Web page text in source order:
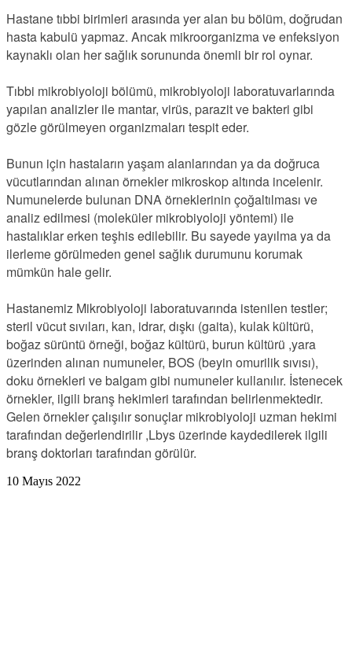
Hastane tıbbi birimleri arasında yer alan bu bölüm, doğrudan
hasta kabulü yapmaz. Ancak mikroorganizma ve enfeksiyon
kaynaklı olan her sağlık sorununda önemli bir rol oynar.
Tıbbi mikrobiyoloji bölümü, mikrobiyoloji laboratuvarlarında
yapılan analizler ile mantar, virüs, parazit ve bakteri gibi
gözle görülmeyen organizmaları tespit eder.
Bunun için hastaların yaşam alanlarından ya da doğruca
vücutlarından alınan örnekler mikroskop altında incelenir.
Numunelerde bulunan DNA örneklerinin çoğaltılması ve
analiz edilmesi (moleküler mikrobiyoloji yöntemi) ile
hastalıklar erken teşhis edilebilir. Bu sayede yayılma ya da
ilerleme görülmeden genel sağlık durumunu korumak
mümkün hale gelir.
Hastanemiz Mikrobiyoloji laboratuvarında istenilen testler;
steril vücut sıvıları, kan, idrar, dışkı (gaita), kulak kültürü,
boğaz sürüntü örneği, boğaz kültürü, burun kültürü ,yara
üzerinden alınan numuneler, BOS (beyin omurilik sıvısı),
doku örnekleri ve balgam gibi numuneler kullanılır. İstenecek
örnekler, ilgili branş hekimleri tarafından belirlenmektedir.
Gelen örnekler çalışılır sonuçlar mikrobiyoloji uzman hekimi
tarafından değerlendirilir ,Lbys üzerinde kaydedilerek ilgili
branş doktorları tarafından görülür.
10 Mayıs 2022